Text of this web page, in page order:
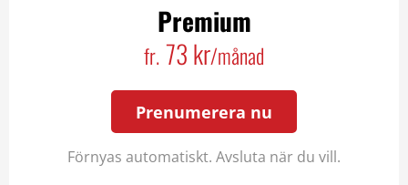
Premium
fr. 73 kr/månad
Prenumerera nu
Förnyas automatiskt. Avsluta när du vill.